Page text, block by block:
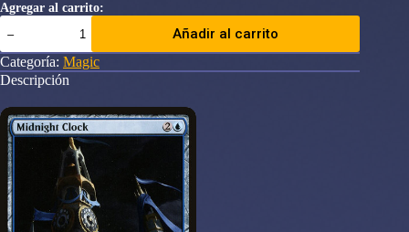
Agregar al carrito:
Midnight
Clock
Streets
of
New
Commander
cantidad
Añadir al carrito
Categoría: Magic
Descripción